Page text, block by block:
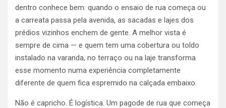
dentro conhece bem: quando o ensaio de rua começa ou
a carreata passa pela avenida, as sacadas e lajes dos
prédios vizinhos enchem de gente. A melhor vista é
sempre de cima — e quem tem uma cobertura ou toldo
instalado na varanda, no terraço ou na laje transforma
esse momento numa experiência completamente
diferente de quem fica espremido na calçada embaixo.
Não é capricho. É logística. Um pagode de rua que começa